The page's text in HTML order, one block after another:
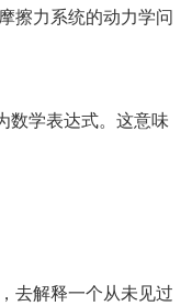
擦力系统的动力学问
数学表达式。这意味
去解释一个从未见过